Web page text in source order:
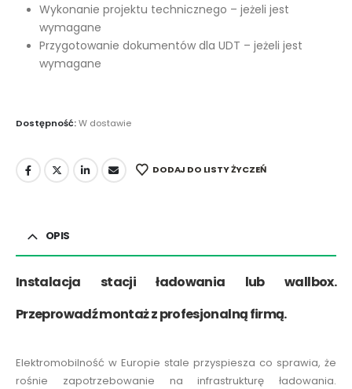
Wykonanie projektu technicznego – jeżeli jest
wymagane
Przygotowanie dokumentów dla UDT – jeżeli jest
wymagane
Dostępność:W dostawie
DODAJ DO LISTY ŻYCZEŃ
OPIS
Instalacja stacji ładowania lub wallbox.
Przeprowadź montaż z profesjonalną firmą.
Elektromobilność w Europie stale przyspiesza co sprawia, że
rośnie zapotrzebowanie na infrastrukturę ładowania.